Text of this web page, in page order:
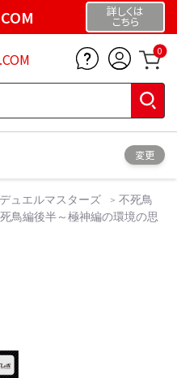
詳しくは
こちら
0
変更
デュエルマスターズ
不死鳥
鳥編後半～極神編の環境の思